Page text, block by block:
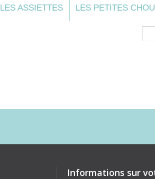
LES ASSIETTES LES PETITES
Informations sur